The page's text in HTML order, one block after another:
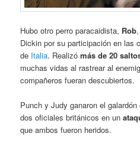
Hubo otro perro paracaidista, Rob
Dickin por su participación en las
de Italia. Realizómás de 20
muchas vidas al rastrear al
compañeros fueran descubiertos.
Punch y Judy ganaron el
dos oficiales británicos en un
que ambos fueron heridos.